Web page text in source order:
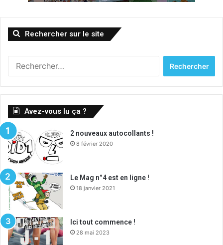
Rechercher sur le site
Avez-vous lu ça ?
2 nouveaux autocollants !
8 février 2020
Le Mag n°4 est en ligne !
18 janvier 2021
Ici tout commence !
28 mai 2023